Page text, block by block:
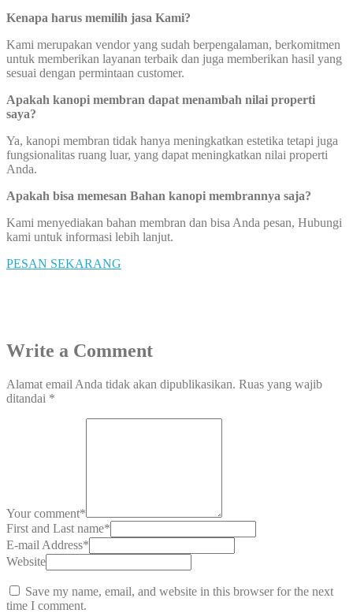
Kenapa harus memilih jasa Kami?
Kami merupakan vendor yang sudah berpengalaman, berkomitmen
untuk memberikan layanan terbaik dan juga memberikan hasil yang
sesuai dengan permintaan customer.
Apakah kanopi membran dapat menambah nilai properti
saya?
Ya, kanopi membran tidak hanya meningkatkan estetika tetapi juga
fungsionalitas ruang luar, yang dapat meningkatkan nilai properti
Anda.
Apakah bisa memesan Bahan kanopi membrannya saja?
Kami menyediakan bahan membran dan bisa Anda pesan, Hubungi
kami untuk informasi lebih lanjut.
PESAN SEKARANG
Write a Comment
Alamat email Anda tidak akan dipublikasikan. Ruas yang wajib
ditandai *
Your comment*
First and Last name*
E-mail Address*
Website
Save my name, email, and website in this browser for the next
time I comment.